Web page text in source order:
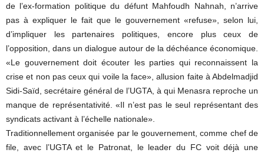
de l’ex-formation politique du défunt Mahfoudh Nahnah, n’arrive
pas à expliquer le fait que le gouvernement «refuse», selon lui,
d’impliquer les partenaires politiques, encore plus ceux de
l’opposition, dans un dialogue autour de la déchéance économique.
«Le gouvernement doit écouter les parties qui reconnaissent la
crise et non pas ceux qui voile la face», allusion faite à Abdelmadjid
Sidi-Saïd, secrétaire général de l’UGTA, à qui Menasra reproche un
manque de représentativité. «Il n’est pas le seul représentant des
syndicats activant à l’échelle nationale».
Traditionnellement organisée par le gouvernement, comme chef de
file, avec l’UGTA et le Patronat, le leader du FC voit déjà une